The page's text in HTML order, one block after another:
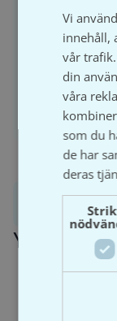
behöver du ha
kundkonto.
Ytterligare
Vi
innehåll,
vår
din
våra
som du
de har
deras